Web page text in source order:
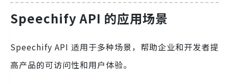
Speechify API 的应用场景
Speechify API 适用于多种场景，帮助企业和开发者提
高产品的可访问性和用户体验。